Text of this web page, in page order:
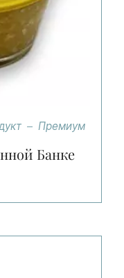
Премиум
Банке